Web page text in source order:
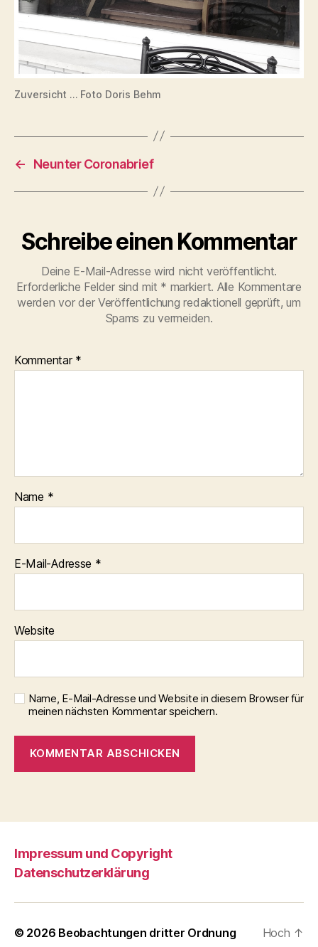
Zuversicht … Foto Doris Behm
← Neunter Coronabrief
Schreibe einen Kommentar
Deine E-Mail-Adresse wird nicht veröffentlicht.
Erforderliche Felder sind mit * markiert. Alle Kommentare
werden vor der Veröffentlichung redaktionell geprüft, um
Spams zu vermeiden.
Kommentar *
Name *
E-Mail-Adresse *
Website
Name, E-Mail-Adresse und Website in diesem Browser für
meinen nächsten Kommentar speichern.
Impressum und Copyright
Datenschutzerklärung
© 2026 Beobachtungen dritter Ordnung Hoch ↑